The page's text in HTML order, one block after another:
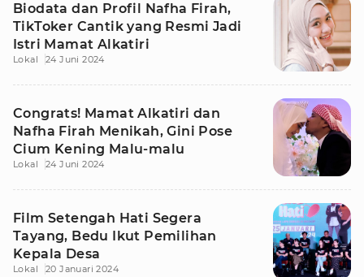
Biodata dan Profil Nafha Firah,
TikToker Cantik yang Resmi Jadi
Istri Mamat Alkatiri
Lokal 24 Juni 2024
Congrats! Mamat Alkatiri dan
Nafha Firah Menikah, Gini Pose
Cium Kening Malu-malu
Lokal 24 Juni 2024
Film Setengah Hati Segera
Tayang, Bedu Ikut Pemilihan
Kepala Desa
Lokal 20 Januari 2024